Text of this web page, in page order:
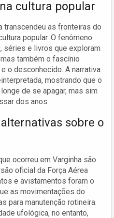
cultura popular
transcendeu as fronteiras do
popular. O fenômeno
séries e livros que exploram
também o fascínio
o desconhecido. A narrativa
mostrando que o
de se apagar, mas sim
dos anos.
sobre o
ocorreu em Varginha são
oficial da Força Aérea
e avistamentos foram o
as movimentações do
para manutenção rotineira.
ufológica, no entanto,